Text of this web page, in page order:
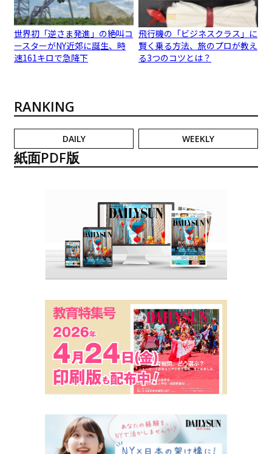
世界初「逆さま発進」の絶叫コ
ースターがNY近郊に誕生、時
速161キロで急降下
飛行機の「ビジネスクラス」に
賢く乗る方法、旅のプロが教え
る3つのコツとは？
RANKING
DAILY WEEKLY
紙面PDF版